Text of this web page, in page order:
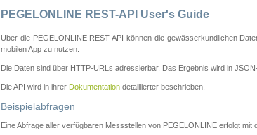
PEGELONLINE REST-API User's Guide
Über die PEGELONLINE REST-API können die gewässerkundlichen
mobilen App zu nutzen.
Die Daten sind über HTTP-URLs adressierbar. Das Ergebnis wird in
Die API wird in ihrer Dokumentation detaillierter beschrieben.
Beispielabfragen
Eine Abfrage aller verfügbaren Messstellen von PEGELONLINE erfolgt mit